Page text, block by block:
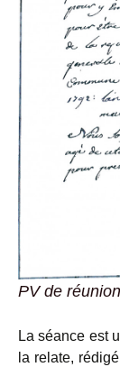
PV de
La séance est
la relate,